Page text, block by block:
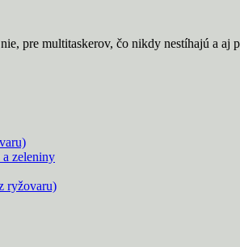
pre multitaskerov, čo nikdy nestíhajú a aj
zeleniny
ryžovaru)